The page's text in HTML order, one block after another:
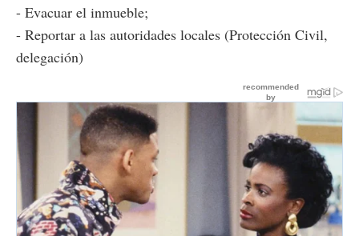
- Evacuar el inmueble;
- Reportar a las autoridades locales (Protección Civil,
delegación)